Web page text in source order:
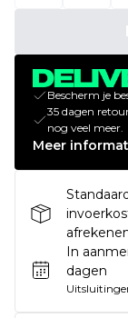
Bescherm je
35 dagen
nog veel meer.
Meer
In
dagen